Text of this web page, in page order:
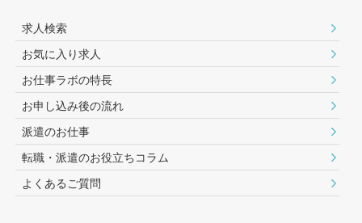
求人検索
お気に入り求人
お仕事ラボの特長
お申し込み後の流れ
派遣のお仕事
転職・派遣のお役⽴ちコラム
よくあるご質問